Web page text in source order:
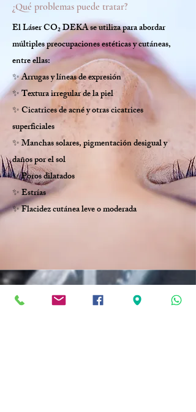
¿Qué problemas puede tratar?
El Láser CO₂ DEKA se utiliza para abordar
múltiples preocupaciones estéticas y cutáneas,
entre ellas:
✨ Arrugas y líneas de expresión
✨ Textura irregular de la piel
✨ Cicatrices de acné y otras cicatrices
superficiales
✨ Manchas solares, pigmentación desigual y
daños por el sol
✨ Poros dilatados
✨ Estrías
✨ Flacidez cutánea leve o moderada